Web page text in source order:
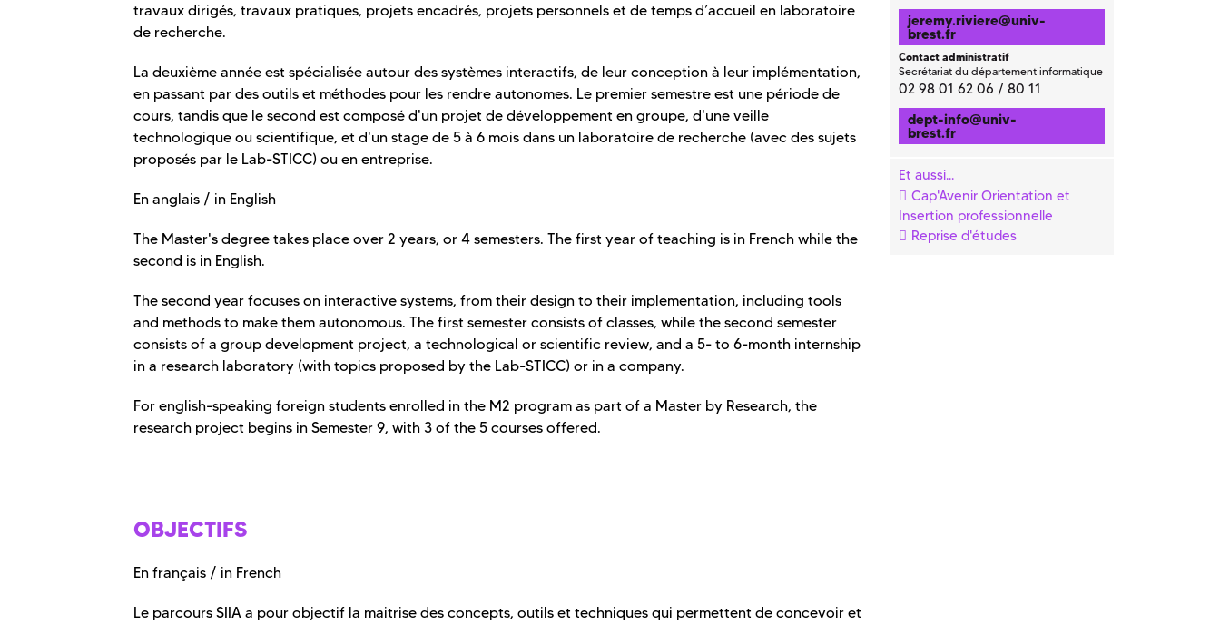
travaux dirigés, travaux pratiques, projets encadrés, projets personnels et de temps d’accueil en laboratoire
de recherche.
La deuxième année est spécialisée autour des systèmes interactifs, de leur conception à leur implémentation,
en passant par des outils et méthodes pour les rendre autonomes. Le premier semestre est une période de
cours, tandis que le second est composé d'un projet de développement en groupe, d'une veille
technologique ou scientifique, et d'un stage de 5 à 6 mois dans un laboratoire de recherche (avec des sujets
proposés par le Lab-STICC) ou en entreprise.
En anglais / in English
The Master's degree takes place over 2 years, or 4 semesters. The first year of teaching is in French while the
second is in English.
The second year focuses on interactive systems, from their design to their implementation, including tools
and methods to make them autonomous. The first semester consists of classes, while the second semester
consists of a group development project, a technological or scientific review, and a 5- to 6-month internship
in a research laboratory (with topics proposed by the Lab-STICC) or in a company.
For english-speaking foreign students enrolled in the M2 program as part of a Master by Research, the
research project begins in Semester 9, with 3 of the 5 courses offered.
OBJECTIFS
En français / in French
Le parcours SIIA a pour objectif la maitrise des concepts, outils et techniques qui permettent de concevoir et
jeremy.riviere@univ-
brest.fr
Contact administratif
Secrétariat du département informatique
02 98 01 62 06 / 80 11
dept-info@univ-
brest.fr
Et aussi...
Cap'Avenir Orientation et
Insertion professionnelle
Reprise d'études